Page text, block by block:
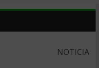
NOTICIA